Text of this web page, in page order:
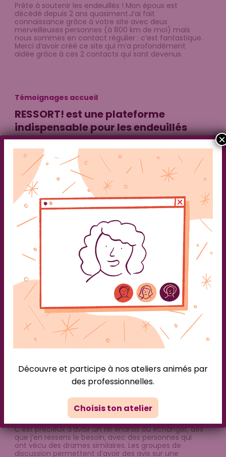
Prête à soutenir les endeuillés ! Mon époux est
décédé depuis 2 ans quasiment.J’ai fait
connaissance grâce à votre site avec deux
merveilleuses personnes (à 800 km de moi) mais
nous sommes en contact régulier : c’est fantastique.
Merci d’avoir créé ce site qui m’a profondément
aidée grâce à ces 2 contacts qui sont devenus
Témoignages accueil
RESSORT! est une plateforme
indispensable pour les endeuillés
RESSORT!, est l’application que j’aurais aimé trouver
lorsque mon conjoint est mort. Aujourd’hui 3 ans
après, je me suis inscrite parce que je sais que les
autres abonnés sont dans la même situation que
moi. C’est libérateur de pouvoir dire ce que l’on
ressent sans avoir à réfléchir à ses mots pour ne pas
heurter
Témoignages accueil
Écoute, bienveillance, respect,
similitudes, soutien
AdminBC
Écoute, bienveillance, respect, similitudes, soutien,
c’est ce que je trouve sur RESSORT!et en plus il y a
des ressources qui nous donnent quelques ficelles
pour avancer à notre rythme. FadilaGard
Témoignages accueil
RESSORT! est une très belle initiative
20 juin 2024
C’est précieux d’avoir un tel endroit où échanger, dès
que j’en ressens le besoin, avec des personnes qui
ont vécu des drames similaires. Les groupes de
discussion permettent d’avoir des avis sur une
Découvre et participe à nos ateliers animés par
des professionnelles.
Choisis ton atelier
×